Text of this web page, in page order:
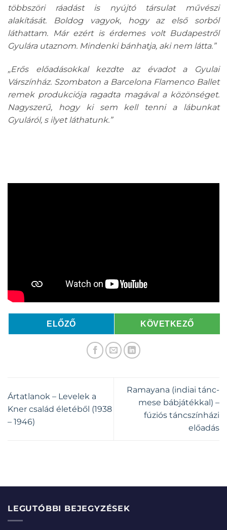
többszöri ráadást is nyújtó társulat művészi
alakítását. Boldog vagyok, hogy az első sorból
láthattam. Már ezért is érdemes volt Budapestről
Gyulára utaznom. Mindenki bánhatja, aki nem látta.”
„Erős előadásokkal kezdte az évadot a Gyulai
Várszínház. Szombaton a Barcelona Flamenco Ballet
remek produkciója ragadta magával a közönséget.
Nagyszerű, hogy ki sem kell tenni a lábunkat
Gyuláról, s ilyet láthatunk.”
ELŐZŐ KÖVETKEZŐ
Ártatlanok – Levelek a
Kner család életéből (1938
– 1946)
Ramayana (indiai tánc-
mese bábjátékkal) –
fúziós táncszínházi
előadás
LEGUTÓBBI BEJEGYZÉSEK